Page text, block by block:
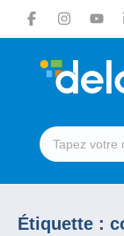
Étiquette :